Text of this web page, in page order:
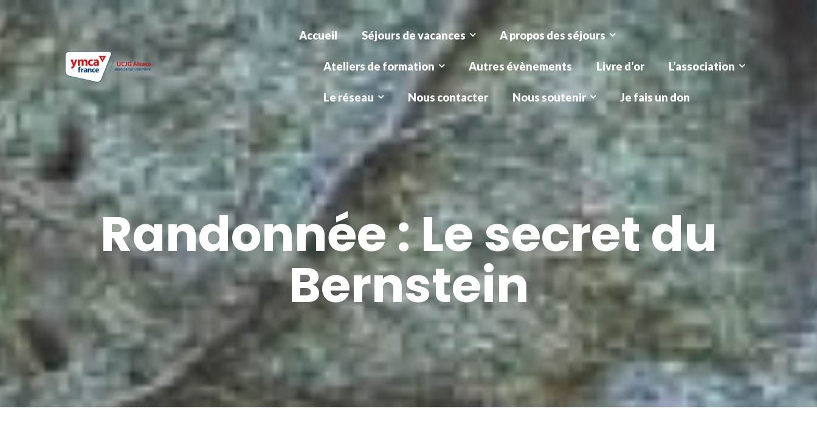
Accueil Séjours de vacances A propos des séjours
Ateliers de formation Autres évènements Livre d’or L’association
Le réseau Nous contacter Nous soutenir Je fais un don
Randonnée : Le secret du
Bernstein